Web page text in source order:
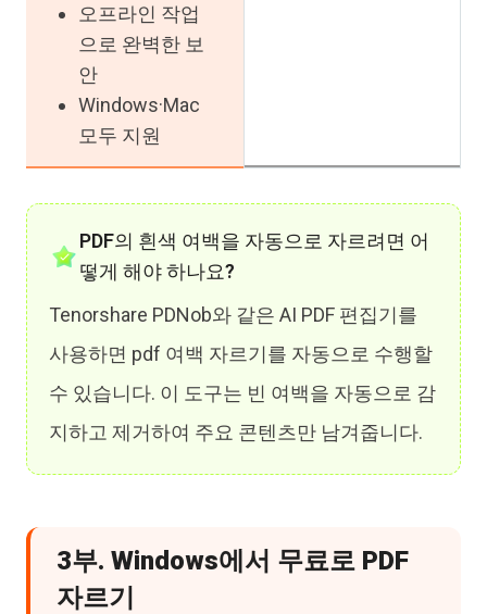
오프라인 작업
으로 완벽한 보
안
Windows·Mac
모두 지원
PDF의 흰색 여백을 자동으로 자르려면 어
떻게 해야 하나요?
Tenorshare PDNob와 같은 AI PDF 편집기를
사용하면 pdf 여백 자르기를 자동으로 수행할
수 있습니다. 이 도구는 빈 여백을 자동으로 감
지하고 제거하여 주요 콘텐츠만 남겨줍니다.
3부. Windows에서 무료로 PDF
자르기